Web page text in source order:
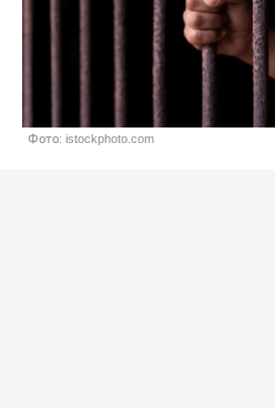
Фото: istockphoto.com